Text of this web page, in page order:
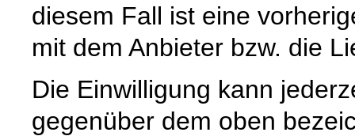
diesem Fall ist eine
mit dem Anbieter bzw. die
Die Einwilligung kann
gegenüber dem oben